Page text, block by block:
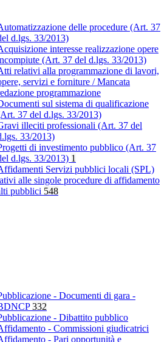
delle procedure (Art. 37
d.lgs. 33/2013)
interesse realizzazione opere
(Art. 37 del d.lgs. 33/2013)
relativi alla programmazione di lavori,
servizi e forniture / Mancata
programmazione
sul sistema di qualificazione
37 del d.lgs. 33/2013)
illeciti professionali (Art. 37 del
33/2013)
di investimento pubblico (Art. 37
d.lgs. 33/2013) 1
Servizi pubblici locali (SPL)
alle singole procedure di affidamento
pubblici 548
- Documenti di gara -
332
- Dibattito pubblico
- Commissioni giudicatrici
- Pari opportunità e